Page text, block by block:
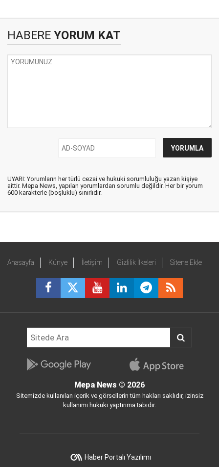
HABERE YORUM KAT
UYARI: Yorumların her türlü cezai ve hukuki sorumluluğu yazan kişiye
aittir. Mepa News, yapılan yorumlardan sorumlu değildir. Her bir yorum
600 karakterle (boşluklu) sınırlıdır.
Anasayfa Künye İletişim Gizlilik İlkeleri Sitene Ekle
Mepa News © 2026
Sitemizde kullanılan içerik ve görsellerin tüm hakları saklıdır, izinsiz
kullanımı hukuki yaptırıma tabidir.
Haber Portalı Yazılımı